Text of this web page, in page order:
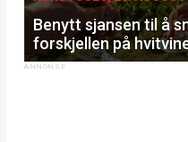
Benytt sjansen til å
forskjellen på